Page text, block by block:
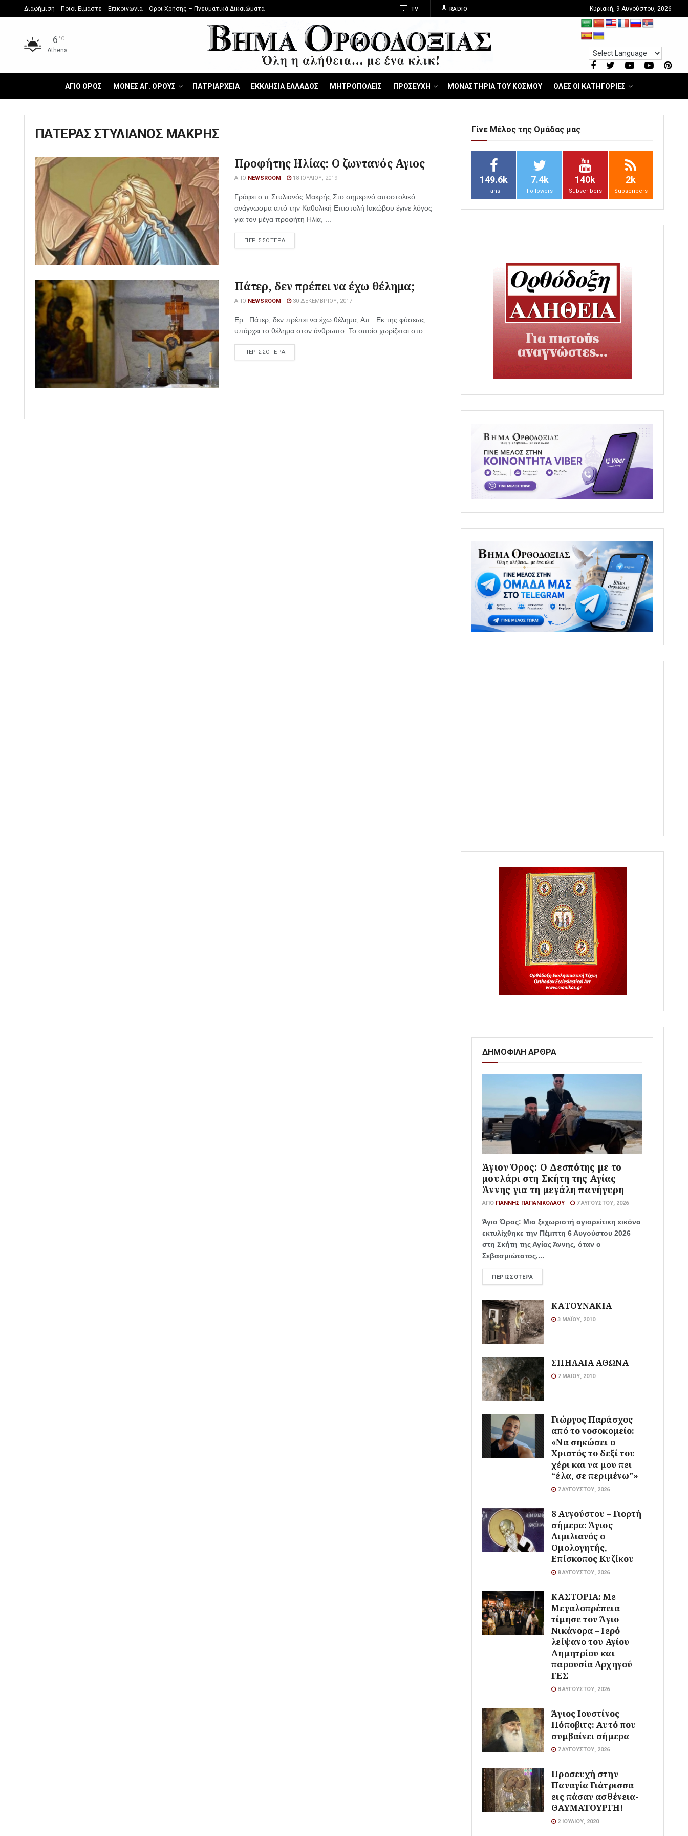
Διαφήμιση Ποιοι Είμαστε Επικοινωνία Όροι Χρήσης – Πνευματικά Δικαιώματα TV RADIO Κυριακή, 9 Αυγούστου, 2026
6 °C
Athens
ΑΓΙΟ ΟΡΟΣ ΜΟΝΕΣ ΑΓ. ΟΡΟΥΣ ΠΑΤΡΙΑΡΧΕΙΑ ΕΚΚΛΗΣΙΑ ΕΛΛΑΔΟΣ ΜΗΤΡΟΠΟΛΕΙΣ ΠΡΟΣΕΥΧΗ ΜΟΝΑΣΤΗΡΙΑ ΤΟΥ ΚΟΣΜΟΥ ΟΛΕΣ ΟΙ ΚΑΤΗΓΟΡΙΕΣ
ΠΑΤΕΡΑΣ ΣΤΥΛΙΑΝΟΣ ΜΑΚΡΗΣ
Προφήτης Ηλίας: Ο ζωντανός Αγιος
ΑΠΌ NEWSROOM 18 ΙΟΥΛΊΟΥ, 2019
Γράφει ο π.Στυλιανός Μακρής Στο σημερινό αποστολικό
ανάγνωσμα από την Καθολική Επιστολή Ιακώβου έγινε λόγος
για τον μέγα προφήτη Ηλία, ...
ΠΕΡΙΣΣΟΤΕΡΑ
Πάτερ, δεν πρέπει να έχω θέλημα;
ΑΠΌ NEWSROOM 30 ΔΕΚΕΜΒΡΊΟΥ, 2017
Ερ.: Πάτερ, δεν πρέπει να έχω θέλημα; Απ.: Εκ της φύσεως
υπάρχει το θέλημα στον άνθρωπο. Το οποίο χωρίζεται στο ...
ΠΕΡΙΣΣΟΤΕΡΑ
Γίνε Μέλος της Ομάδας μας
149.6k
Fans
7.4k
Followers
140k
Subscribers
2k
Subscribers
ΔΗΜΟΦΙΛΗ ΑΡΘΡΑ
Άγιον Όρος: Ο Δεσπότης με το
μουλάρι στη Σκήτη της Αγίας
Άννης για τη μεγάλη πανήγυρη
ΑΠΌ ΓΙΆΝΝΗΣ ΠΑΠΑΝΙΚΟΛΆΟΥ 7 ΑΥΓΟΎΣΤΟΥ, 2026
Άγιο Όρος: Μια ξεχωριστή αγιορείτικη εικόνα
εκτυλίχθηκε την Πέμπτη 6 Αυγούστου 2026
στη Σκήτη της Αγίας Άννης, όταν ο
Σεβασμιώτατος,...
ΠΕΡΙΣΣΌΤΕΡΑ
ΚΑΤΟΥΝΑΚΙΑ
3 ΜΑΪ́ΟΥ, 2010
ΣΠΗΛΑΙΑ ΑΘΩΝΑ
7 ΜΑΪ́ΟΥ, 2010
Γιώργος Παράσχος
από το νοσοκομείο:
«Να σηκώσει ο
Χριστός το δεξί του
χέρι και να μου πει
“έλα, σε περιμένω”»
7 ΑΥΓΟΎΣΤΟΥ, 2026
8 Αυγούστου – Γιορτή
σήμερα: Άγιος
Αιμιλιανός ο
Ομολογητής,
Επίσκοπος Κυζίκου
8 ΑΥΓΟΎΣΤΟΥ, 2026
ΚΑΣΤΟΡΙΑ: Με
Μεγαλοπρέπεια
τίμησε τον Άγιο
Νικάνορα – Ιερό
λείψανο του Αγίου
Δημητρίου και
παρουσία Αρχηγού
ΓΕΣ
8 ΑΥΓΟΎΣΤΟΥ, 2026
Άγιος Ιουστίνος
Πόποβιτς: Αυτό που
συμβαίνει σήμερα
7 ΑΥΓΟΎΣΤΟΥ, 2026
Προσευχή στην
Παναγία Γιάτρισσα
εις πάσαν ασθένεια-
ΘΑΥΜΑΤΟΥΡΓΗ!
2 ΙΟΥΛΊΟΥ, 2020